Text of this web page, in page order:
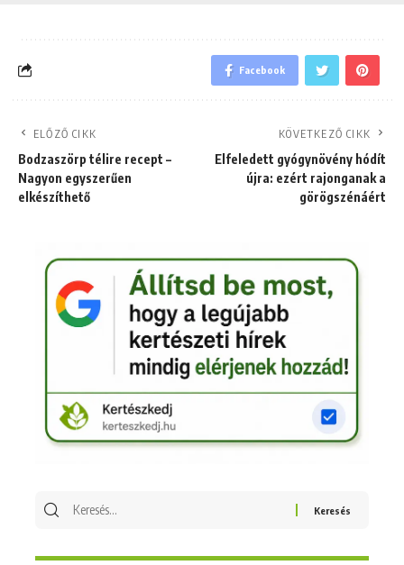
Facebook
ELŐZŐ CIKK
Bodzaszörp télire recept –
Nagyon egyszerűen
elkészíthető
KÖVETKEZŐ CIKK
Elfeledett gyógynövény hódít
újra: ezért rajonganak a
görögszénáért
Keresés